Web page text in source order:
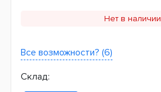
Нет в наличии
Все возможности? (6)
Склад: